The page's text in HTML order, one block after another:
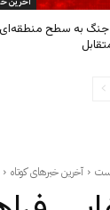
به سطح منطقه‌ای